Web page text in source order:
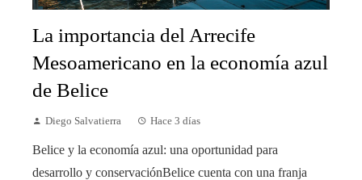
La importancia del Arrecife
Mesoamericano en la economía azul
de Belice
Diego Salvatierra Hace 3 días
Belice y la economía azul: una oportunidad para
desarrollo y conservaciónBelice cuenta con una franja